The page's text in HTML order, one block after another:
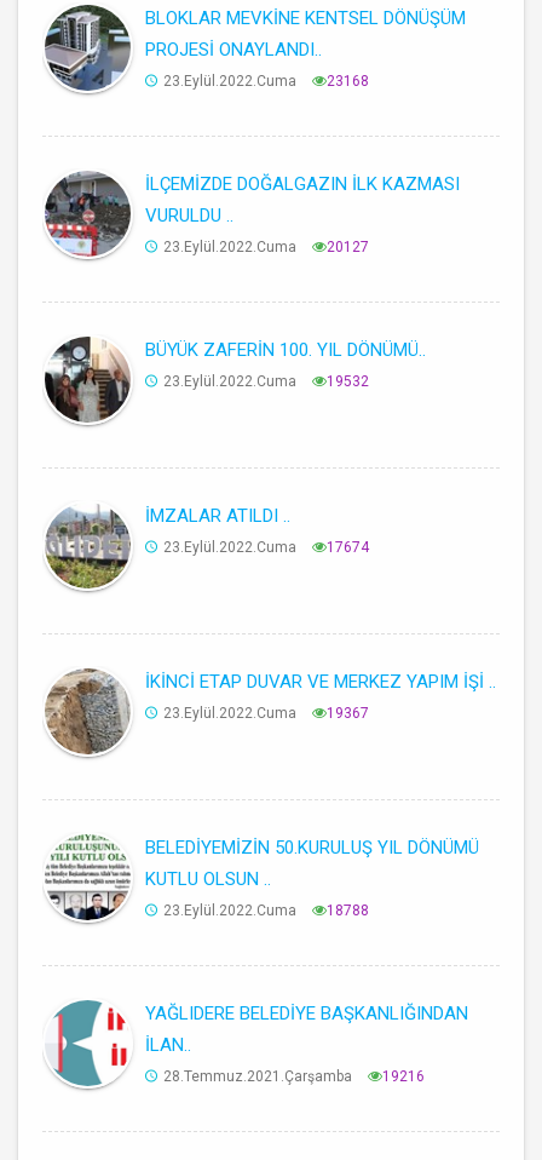
BLOKLAR MEVKİNE KENTSEL DÖNÜŞÜM
PROJESİ ONAYLANDI..
23.Eylül.2022.Cuma 23168
İLÇEMİZDE DOĞALGAZIN İLK KAZMASI
VURULDU ..
23.Eylül.2022.Cuma 20127
BÜYÜK ZAFERİN 100. YIL DÖNÜMÜ..
23.Eylül.2022.Cuma 19532
İMZALAR ATILDI ..
23.Eylül.2022.Cuma 17674
İKİNCİ ETAP DUVAR VE MERKEZ YAPIM İŞİ ..
23.Eylül.2022.Cuma 19367
BELEDİYEMİZİN 50.KURULUŞ YIL DÖNÜMÜ
KUTLU OLSUN ..
23.Eylül.2022.Cuma 18788
YAĞLIDERE BELEDİYE BAŞKANLIĞINDAN
İLAN..
28.Temmuz.2021.Çarşamba 19216